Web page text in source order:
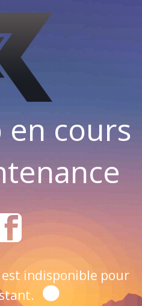
en cours
indisponible pour